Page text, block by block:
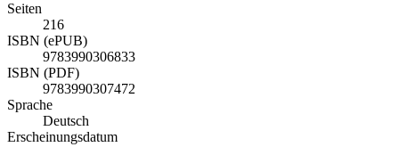
Seiten
216
ISBN (ePUB)
9783990306833
ISBN (PDF)
9783990307472
Sprache
Deutsch
Erscheinungsdatum